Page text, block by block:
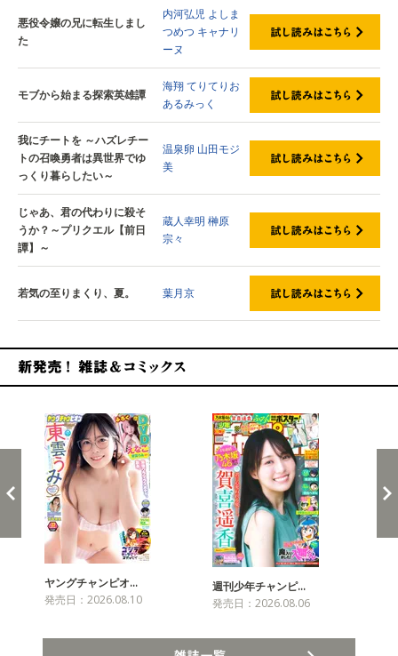
悪役令嬢の兄に転生しまし
た
内河弘児 よしま
つめつ キャナリ
ーヌ
モブから始まる探索英雄譚
海翔てりてりお
あるみっく
我にチートを ～ハズレチー
トの召喚勇者は異世界でゆ
っくり暮らしたい～
温泉卵 山田モジ
美
じゃあ、君の代わりに殺そ
うか？～プリクエル【前日
譚】～
蔵人幸明 榊原
宗々
若気の至りまくり、夏。 葉月京
ヤングチャンピオ…
発売日：2026.08.10
週刊少年チャンピ…
発売日：2026.08.06